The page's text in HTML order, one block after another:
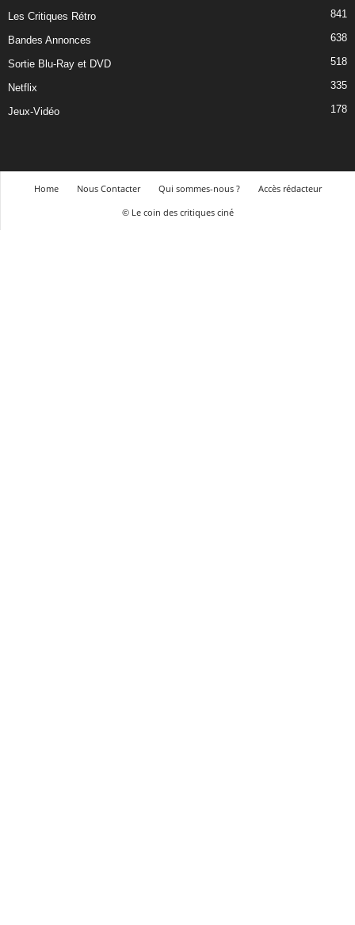
Les Critiques Rétro 841
Bandes Annonces 638
Sortie Blu-Ray et DVD 518
Netflix 335
Jeux-Vidéo 178
Home Nous Contacter Qui sommes-nous ?
Accès rédacteur
© Le coin des critiques ciné